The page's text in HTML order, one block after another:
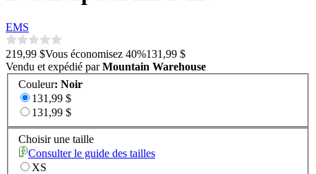
EMS
219,99 $Vous économisez 40%131,99 $
Vendu et expédié parMountain Warehouse
Couleur: Noir
131,99 $
131,99 $
Choisir une taille
Consulter le guide des tailles
XS